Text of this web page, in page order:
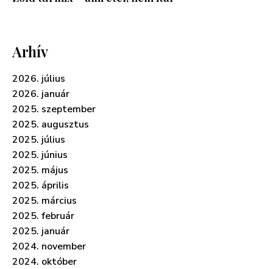
Arhív
2026. július
2026. január
2025. szeptember
2025. augusztus
2025. július
2025. június
2025. május
2025. április
2025. március
2025. február
2025. január
2024. november
2024. október